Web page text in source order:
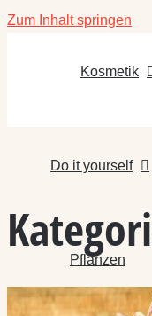
Zum Inhalt springen
Kosmetik
Do it yourself
Pflanzen